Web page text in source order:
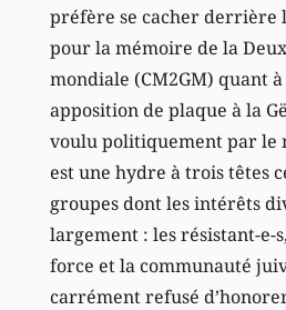
préfère se cacher derrière
pour la mémoire de la
mondiale (CM2GM) quant
apposition de plaque à la
voulu politiquement par le
est une hydre à trois têtes
groupes dont les intérêts
largement : les résistant-e-
force et la communauté
carrément refusé